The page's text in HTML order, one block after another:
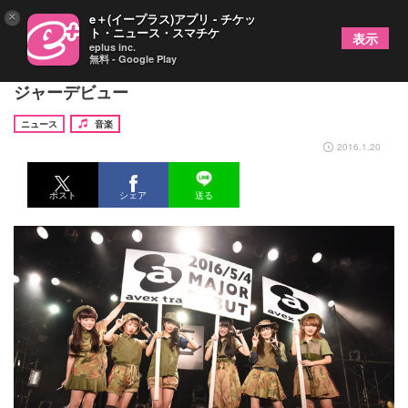
「TRFに加わりたい」BiSH、エイベックスからメ
ジャーデビュー
ニュース
音楽
2016.1.20
ポスト シェア 送る
× e＋(イープラス)アプリ - チケッ
ト・ニュース・スマチケ
eplus inc.
無料 - Google Play
表示